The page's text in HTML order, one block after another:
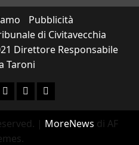
Pubblicità
di Civitavecchia
Direttore Responsabile
Taroni
YouTubeTwitterEmail
| MoreNews di AF